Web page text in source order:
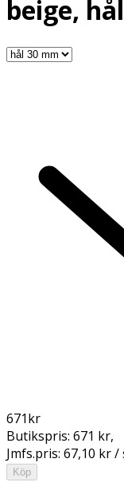
beige,
671kr
Butikspris: 671 kr,
Jmfs.pris: 67,10 kr /
Köp